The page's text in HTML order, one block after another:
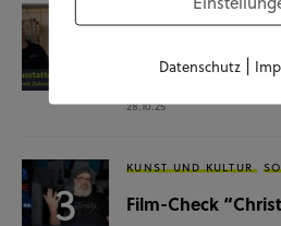
Zukunft?
28.10.25
KUNST UND KULTUR
Film-Check
Datenschutz|